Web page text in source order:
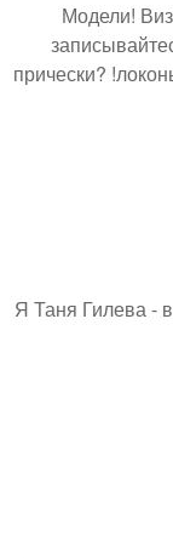
Модели!
прически?
Я Таня Гилева -